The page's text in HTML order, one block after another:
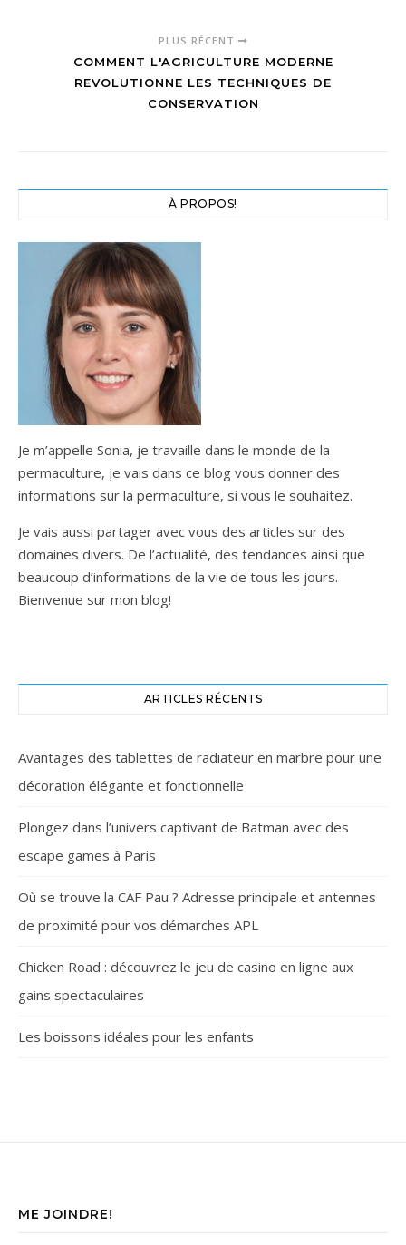
PLUS RÉCENT
COMMENT L'AGRICULTURE MODERNE
REVOLUTIONNE LES TECHNIQUES DE
CONSERVATION
À PROPOS!
Je m’appelle Sonia, je travaille dans le monde de la
permaculture, je vais dans ce blog vous donner des
informations sur la permaculture, si vous le souhaitez.
Je vais aussi partager avec vous des articles sur des
domaines divers. De l’actualité, des tendances ainsi que
beaucoup d’informations de la vie de tous les jours.
Bienvenue sur mon blog!
ARTICLES RÉCENTS
Avantages des tablettes de radiateur en marbre pour une
décoration élégante et fonctionnelle
Plongez dans l’univers captivant de Batman avec des
escape games à Paris
Où se trouve la CAF Pau ? Adresse principale et antennes
de proximité pour vos démarches APL
Chicken Road : découvrez le jeu de casino en ligne aux
gains spectaculaires
Les boissons idéales pour les enfants
ME JOINDRE!